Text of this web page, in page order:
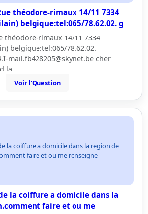
théodore-rimaux 14/11 7334
belgique:tel:065/78.62.02. g
théodore-rimaux 14/11 7334
belgique:tel:065/78.62.02.
mail.fb428205@skynet.be cher
la…
Voir l'Question
la coiffure a domicile dans la region de
faire et ou me renseigne
la coiffure a domicile dans la
faire et ou me